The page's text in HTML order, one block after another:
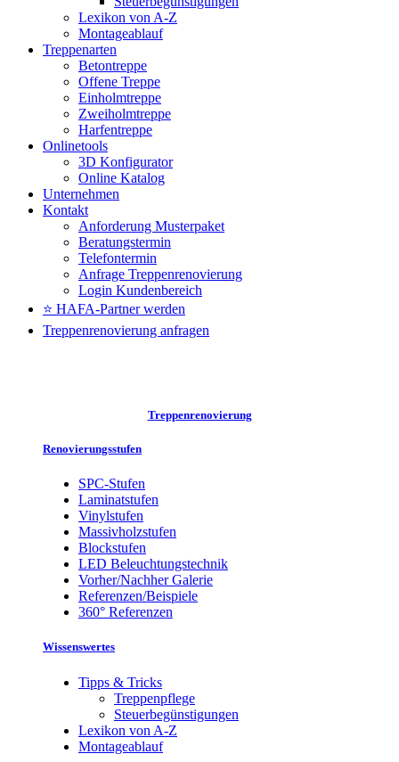
Lexikon von A-Z
Montageablauf
Treppenarten
Betontreppe
Offene Treppe
Einholmtreppe
Zweiholmtreppe
Harfentreppe
Onlinetools
3D Konfigurator
Online Katalog
Unternehmen
Kontakt
Anforderung Musterpaket
Beratungstermin
Telefontermin
Anfrage Treppenrenovierung
Login Kundenbereich
⭐ HAFA-Partner werden
Treppenrenovierung anfragen
Treppenrenovierung
Renovierungsstufen
SPC-Stufen
Laminatstufen
Vinylstufen
Massivholzstufen
Blockstufen
LED Beleuchtungstechnik
Vorher/Nachher Galerie
Referenzen/Beispiele
360° Referenzen
Wissenswertes
Tipps & Tricks
Treppenpflege
Steuerbegünstigungen
Lexikon von A-Z
Montageablauf